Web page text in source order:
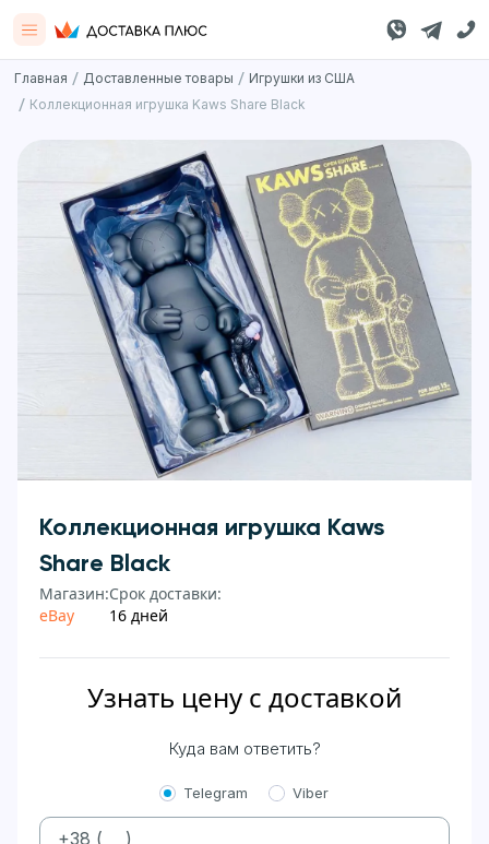
Главная / Доставленные товары / Игрушки из США
/ Коллекционная игрушка Kaws Share Black
Коллекционная игрушка Kaws
Share Black
Магазин:
eBay
Срок доставки:
16 дней
Узнать цену с доставкой
Куда вам ответить?
Telegram Viber